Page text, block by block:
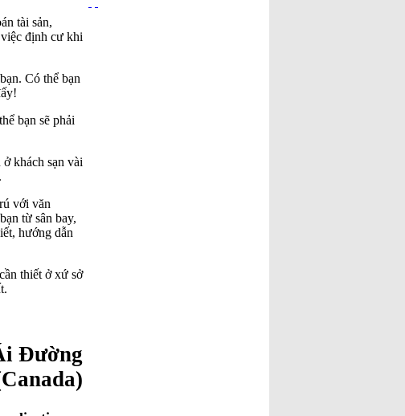
tài sản,
định cư khi
Có thể bạn
bạn sẽ phải
khách sạn vài
với văn
từ sân bay,
hướng dẫn
thiết ở xứ sở
Đường